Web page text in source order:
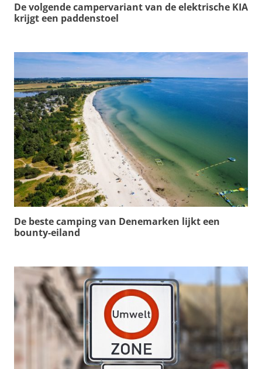
De volgende campervariant van de elektrische KIA
krijgt een paddenstoel
De beste camping van Denemarken lijkt een
bounty-eiland